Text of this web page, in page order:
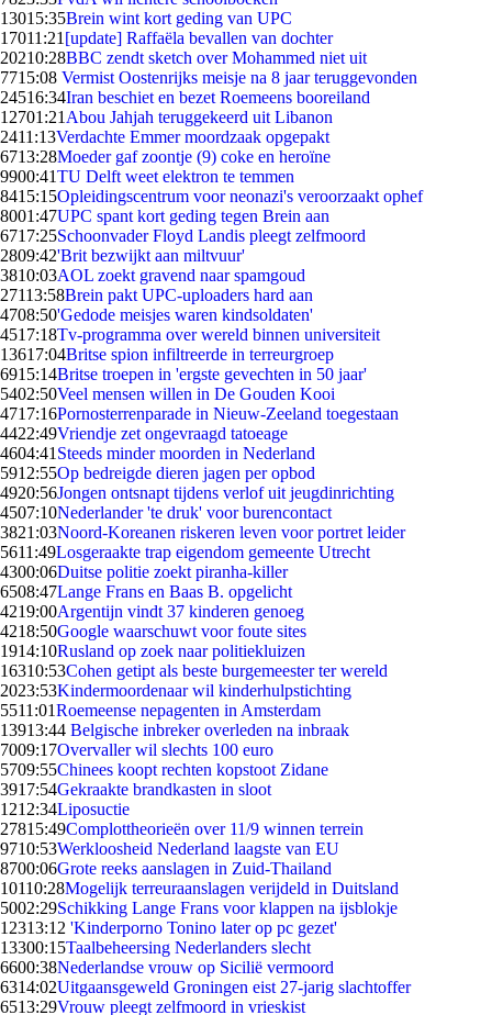
13015:35Brein wint kort geding van UPC
17011:21 [update] Raffaëla bevallen van dochter
20210:28BBC zendt sketch over Mohammed niet uit
7715:08 Vermist Oostenrijks meisje na 8 jaar teruggevonden
24516:34Iran beschiet en bezet Roemeens booreiland
12701:21 Abou Jahjah teruggekeerd uit Libanon
2411:13Verdachte Emmer moordzaak opgepakt
6713:28Moeder gaf zoontje (9) coke en heroïne
9900:41TU Delft weet elektron te temmen
8415:15Opleidingscentrum voor neonazi's veroorzaakt ophef
8001:47UPC spant kort geding tegen Brein aan
6717:25Schoonvader Floyd Landis pleegt zelfmoord
2809:42'Brit bezwijkt aan miltvuur'
3810:03AOL zoekt gravend naar spamgoud
27113:58Brein pakt UPC-uploaders hard aan
4708:50'Gedode meisjes waren kindsoldaten'
4517:18Tv-programma over wereld binnen universiteit
13617:04Britse spion infiltreerde in terreurgroep
6915:14Britse troepen in 'ergste gevechten in 50 jaar'
5402:50Veel mensen willen in De Gouden Kooi
4717:16Pornosterrenparade in Nieuw-Zeeland toegestaan
4422:49Vriendje zet ongevraagd tatoeage
4604:41 Steeds minder moorden in Nederland
5912:55Op bedreigde dieren jagen per opbod
4920:56Jongen ontsnapt tijdens verlof uit jeugdinrichting
4507:10Nederlander 'te druk' voor burencontact
3821:03Noord-Koreanen riskeren leven voor portret leider
5611:49Losgeraakte trap eigendom gemeente Utrecht
4300:06Duitse politie zoekt piranha-killer
6508:47Lange Frans en Baas B. opgelicht
4219:00Argentijn vindt 37 kinderen genoeg
4218:50Google waarschuwt voor foute sites
1914:10Rusland op zoek naar politiekluizen
16310:53Cohen getipt als beste burgemeester ter wereld
2023:53Kindermoordenaar wil kinderhulpstichting
5511:01Roemeense nepagenten in Amsterdam
13913:44 Belgische inbreker overleden na inbraak
7009:17Overvaller wil slechts 100 euro
5709:55Chinees koopt rechten kopstoot Zidane
3917:54Gekraakte brandkasten in sloot
1212:34Liposuctie
27815:49Complottheorieën over 11/9 winnen terrein
9710:53Werkloosheid Nederland laagste van EU
8700:06Grote reeks aanslagen in Zuid-Thailand
10110:28Mogelijk terreuraanslagen verijdeld in Duitsland
5002:29Schikking Lange Frans voor klappen na ijsblokje
12313:12 'Kinderporno Tonino later op pc gezet'
13300:15Taalbeheersing Nederlanders slecht
6600:38Nederlandse vrouw op Sicilië vermoord
6314:02Uitgaansgeweld Groningen eist 27-jarig slachtoffer
6513:29Vrouw pleegt zelfmoord in vrieskist